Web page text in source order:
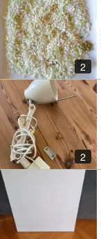
2
2